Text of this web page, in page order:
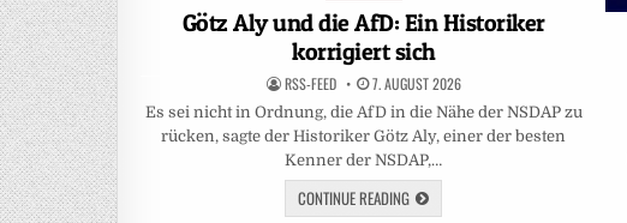
in
Götz Aly und die AfD: Ein Historiker
korrigiert sich
RSS-FEED 7. AUGUST 2026
Es sei nicht in Ordnung, die AfD in die Nähe der NSDAP zu
rücken, sagte der Historiker Götz Aly, einer der besten
Kenner der NSDAP,…
CONTINUE READING